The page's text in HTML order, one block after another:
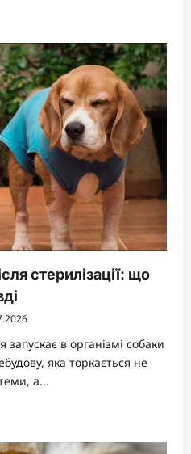
стерилізації: що
запускає в організмі собаки
яка торкається не
а...